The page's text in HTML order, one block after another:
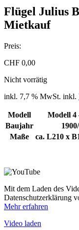
Flügel Julius
Mietkauf
Preis:
CHF 0,00
Nicht vorrätig
inkl. 7,7 % MwSt. inkl.
Modell
Modell 4
Baujahr
Maße
ca. L210 x
Mit dem Laden des
Datenschutzerklärung
Mehr erfahren
Video laden